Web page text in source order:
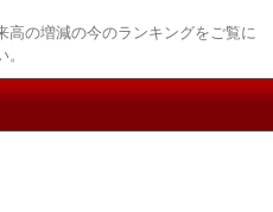
高の増減の今のランキングをご覧に